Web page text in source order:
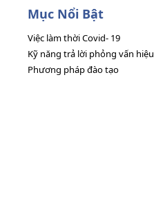
Mục Nổi Bật
Việc làm thời Covid- 19
Kỹ năng trả lời phỏng vấn
Phương pháp đào tạo